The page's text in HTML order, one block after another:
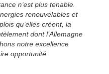
n’est plus tenable.
renouvelables et
qu’elles créent, la
dont l’Allemagne
notre excellence
opportunité